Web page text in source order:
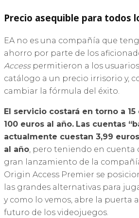
Precio asequible para todos
EA no es una compañía que
ahorro por parte de los
Accesspermitieron a los
catálogo a un precio irrisorio y,
cambiar la fórmula del éxito.
El servicio costará en torno a
100 euros al año. Las cuentas
actualmente cuestan 3,99
al año, pero teniendo en cuenta
gran lanzamiento de la
Origin Access Premier se
las grandes alternativas para
y como lo vemos, abre la puerta
futuro de los videojuegos.